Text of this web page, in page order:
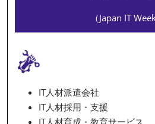
（Japan IT
IT人材派遣会社
IT人材採用・支援